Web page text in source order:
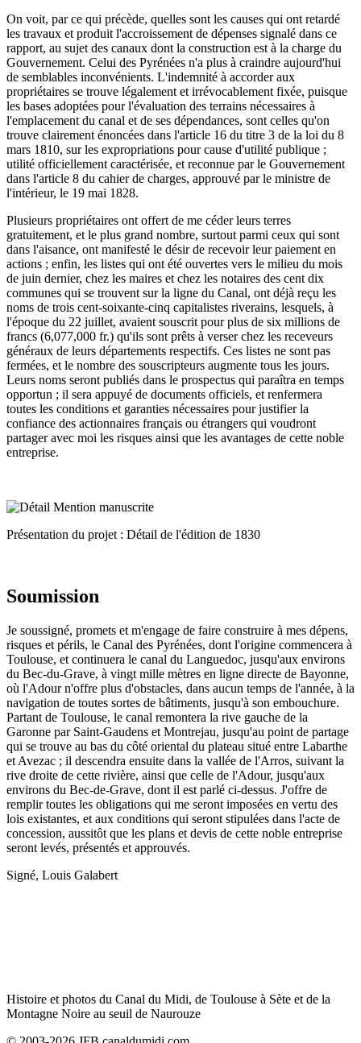
On voit, par ce qui précède, quelles sont les causes qui ont retardé
les travaux et produit l'accroissement de dépenses signalé dans ce
rapport, au sujet des canaux dont la construction est à la charge du
Gouvernement. Celui des Pyrénées n'a plus à craindre aujourd'hui
de semblables inconvénients. L'indemnité à accorder aux
propriétaires se trouve légalement et irrévocablement fixée, puisque
les bases adoptées pour l'évaluation des terrains nécessaires à
l'emplacement du canal et de ses dépendances, sont celles qu'on
trouve clairement énoncées dans l'article 16 du titre 3 de la loi du 8
mars 1810, sur les expropriations pour cause d'utilité publique ;
utilité officiellement caractérisée, et reconnue par le Gouvernement
dans l'article 8 du cahier de charges, approuvé par le ministre de
l'intérieur, le 19 mai 1828.
Plusieurs propriétaires ont offert de me céder leurs terres
gratuitement, et le plus grand nombre, surtout parmi ceux qui sont
dans l'aisance, ont manifesté le désir de recevoir leur paiement en
actions ; enfin, les listes qui ont été ouvertes vers le milieu du mois
de juin dernier, chez les maires et chez les notaires des cent dix
communes qui se trouvent sur la ligne du Canal, ont déjà reçu les
noms de trois cent-soixante-cinq capitalistes riverains, lesquels, à
l'époque du 22 juillet, avaient souscrit pour plus de six millions de
francs (6,077,000 fr.) qu'ils sont prêts à verser chez les receveurs
généraux de leurs départements respectifs. Ces listes ne sont pas
fermées, et le nombre des souscripteurs augmente tous les jours.
Leurs noms seront publiés dans le prospectus qui paraîtra en temps
opportun ; il sera appuyé de documents officiels, et renfermera
toutes les conditions et garanties nécessaires pour justifier la
confiance des actionnaires français ou étrangers qui voudront
partager avec moi les risques ainsi que les avantages de cette noble
entreprise.
Présentation du projet : Détail de l'édition de 1830
Soumission
Je soussigné, promets et m'engage de faire construire à mes dépens,
risques et périls, le Canal des Pyrénées, dont l'origine commencera à
Toulouse, et continuera le canal du Languedoc, jusqu'aux environs
du Bec-du-Grave, à vingt mille mètres en ligne directe de Bayonne,
où l'Adour n'offre plus d'obstacles, dans aucun temps de l'année, à la
navigation de toutes sortes de bâtiments, jusqu'à son embouchure.
Partant de Toulouse, le canal remontera la rive gauche de la
Garonne par Saint-Gaudens et Montrejau, jusqu'au point de partage
qui se trouve au bas du côté oriental du plateau situé entre Labarthe
et Avezac ; il descendra ensuite dans la vallée de l'Arros, suivant la
rive droite de cette rivière, ainsi que celle de l'Adour, jusqu'aux
environs du Bec-de-Grave, dont il est parlé ci-dessus. J'offre de
remplir toutes les obligations qui me seront imposées en vertu des
lois existantes, et aux conditions qui seront stipulées dans l'acte de
concession, aussitôt que les plans et devis de cette noble entreprise
seront levés, présentés et approuvés.
Signé, Louis Galabert
Histoire et photos du Canal du Midi, de Toulouse à Sète et de la
Montagne Noire au seuil de Naurouze